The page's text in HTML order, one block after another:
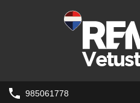
985061778